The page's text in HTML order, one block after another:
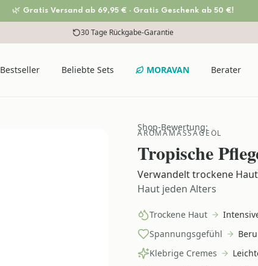
🌿 Gratis Versand ab 69,95 € · Gratis Geschenk ab 50 €!
Versandkostenfrei ab 69,95 €
30 Tage Rückgabe-Garantie
Bestseller Beliebte Sets MORAVAN Berater
Shop-Bewertung:
AROMAMASSAGEÖL
Tropische
Verwandelt trockene
Haut jeden Alters
Trockene Haut
Spannungsgefühl
Klebrige Cremes